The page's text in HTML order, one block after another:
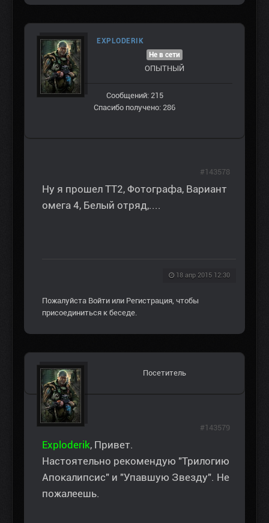
EXPLODERIK
Не в сети
ОПЫТНЫЙ
Сообщений: 215
Спасибо получено: 286
Ну я прошел ТТ2, Фотографа, Вариант
омега 4, Белый отряд,....
18 апр 2015 12:30
#143578
Пожалуйста Войти или Регистрация , чтобы
присоединиться к беседе.
Посетитель
Exploderik, Привет.
Настоятельно рекомендую "Трилогию
Апокалипсис" и "Упавшую Звезду". Не
пожалеешь.
#143579